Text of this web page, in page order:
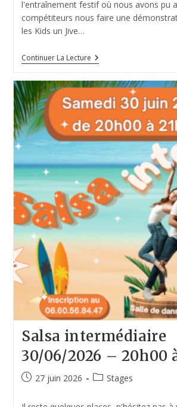
l'entraînement festif où nous avons pu
compétiteurs nous faire une
les Kids un Jive…
Continuer La Lecture
Salsa intermédiaire
30/06/2026 – 20h00
27 juin 2026 Stages